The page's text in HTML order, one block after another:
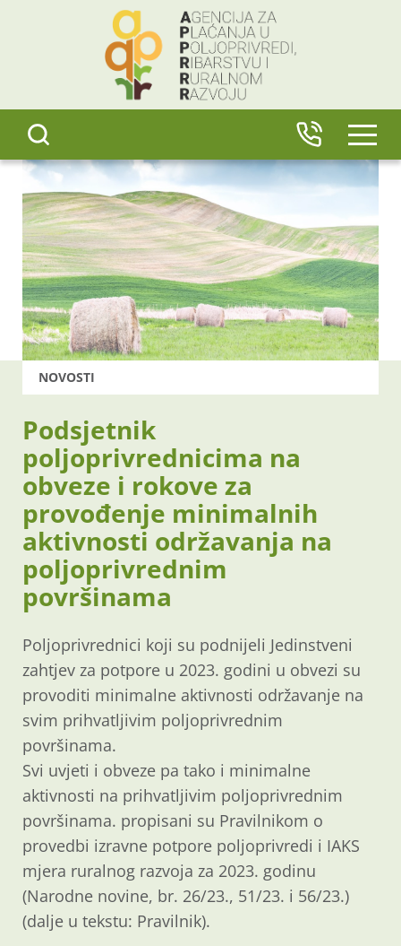
NOVOSTI
Podsjetnik
poljoprivrednicima na
obveze i rokove za
provođenje minimalnih
aktivnosti održavanja na
poljoprivrednim
površinama
Poljoprivrednici koji su podnijeli Jedinstveni
zahtjev za potpore u 2023. godini u obvezi su
provoditi minimalne aktivnosti održavanje na
svim prihvatljivim poljoprivrednim
površinama.
Svi uvjeti i obveze pa tako i minimalne
aktivnosti na prihvatljivim poljoprivrednim
površinama. propisani su Pravilnikom o
provedbi izravne potpore poljoprivredi i IAKS
mjera ruralnog razvoja za 2023. godinu
(Narodne novine, br. 26/23., 51/23. i 56/23.)
(dalje u tekstu: Pravilnik).